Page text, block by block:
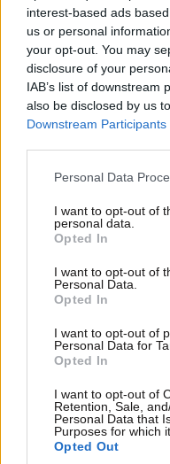
interest-based ads
us or personal
your opt-out. You may
disclosure of your
IAB’s list of downstream
also be disclosed by us
Downstream Participants
Please note that this
not limited to your visit
grant or deny consent to
use your data for below
consent section.
Personal Data
I want to opt-out of
personal data.
Opted In
I want to opt-out of
Personal Data.
Opted In
I want to opt-out of
Personal Data for
Opted In
I want to opt-out of
Retention, Sale,
Personal Data that
Purposes for which
Opted Out
0 ΣΧΌΛΙΑ
ΠΡΟΣΘΕΣΤΕ ΤΟ
Xαρακτήρες: 0/1000
Διαβάστε και